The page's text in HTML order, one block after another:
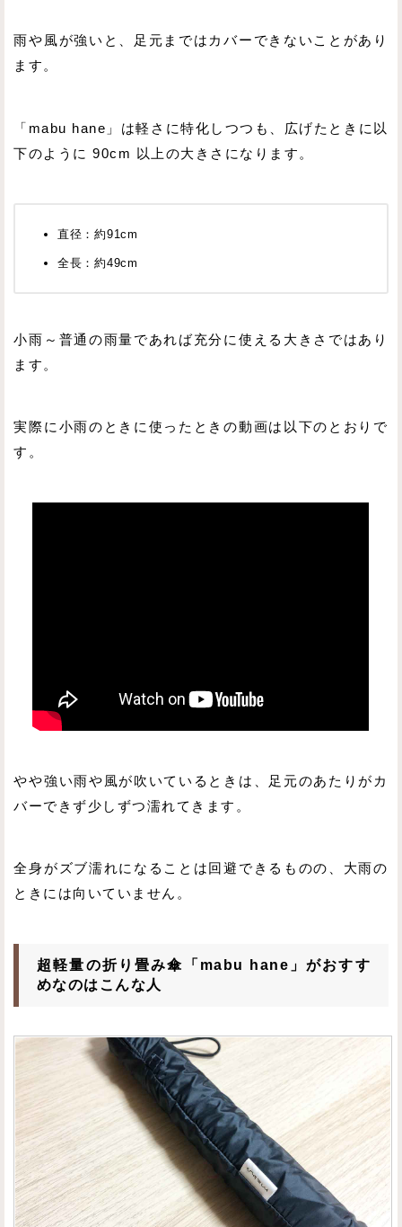
雨や風が強いと、足元まではカバーできないことがあり
ます。
「mabu hane」は軽さに特化しつつも、広げたときに以
下のように 90cm 以上の大きさになります。
直径：約91cm
全長：約49cm
小雨～普通の雨量であれば充分に使える大きさではあり
ます。
実際に小雨のときに使ったときの動画は以下のとおりで
す。
やや強い雨や風が吹いているときは、足元のあたりがカ
バーできず少しずつ濡れてきます。
全身がズブ濡れになることは回避できるものの、大雨の
ときには向いていません。
超軽量の折り畳み傘「mabu hane」がおすす
めなのはこんな人